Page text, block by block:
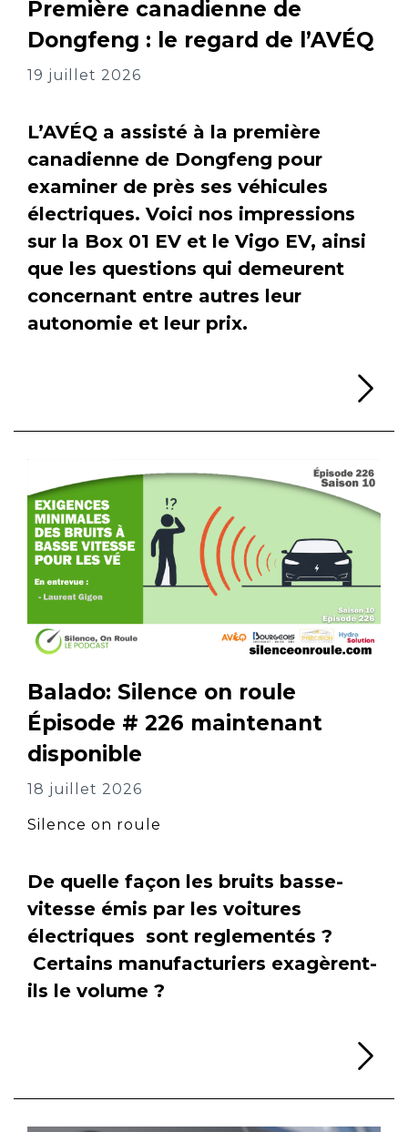
Première canadienne de
Dongfeng : le regard de l’AVÉQ
19 juillet 2026
L’AVÉQ a assisté à la première
canadienne de Dongfeng pour
examiner de près ses véhicules
électriques. Voici nos impressions
sur la Box 01 EV et le Vigo EV, ainsi
que les questions qui demeurent
concernant entre autres leur
autonomie et leur prix.
Balado: Silence on roule
Épisode # 226 maintenant
disponible
18 juillet 2026
Silence on roule
De quelle façon les bruits basse-
vitesse émis par les voitures
électriques sont reglementés ?
Certains manufacturiers exagèrent-
ils le volume ?